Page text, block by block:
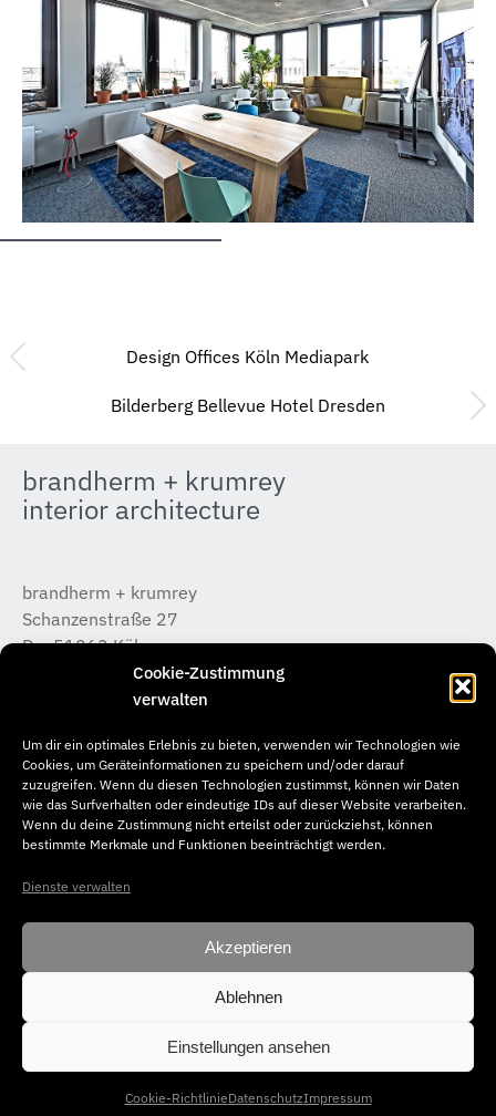
Cookie-Zustimmung
verwalten
Um dir ein optimales Erlebnis zu bieten, verwenden wir Technologien wie
Cookies, um Geräteinformationen zu speichern und/oder darauf
zuzugreifen. Wenn du diesen Technologien zustimmst, können wir Daten
wie das Surfverhalten oder eindeutige IDs auf dieser Website verarbeiten.
Wenn du deine Zustimmung nicht erteilst oder zurückziehst, können
bestimmte Merkmale und Funktionen beeinträchtigt werden.
Dienste verwalten
Akzeptieren
Ablehnen
Einstellungen ansehen
Cookie-RichtlinieDatenschutzImpressum
Bilderberg Bellevue Hotel Dresden
Design Offices Köln Mediapark
brandherm + krumrey
interior architecture
brandherm + krumrey
Schanzenstraße 27
D – 51063 Köln
T +49 (0) 221 / 933 315 – 0
koeln@b-k-i.de
brandherm + krumrey
Donnerstraße 20
D – 22763 Hamburg
T +49 (0) 40 / 65 04 46 –50
© Copyright 2026. brandherm + krumrey interior architecture. All
rights reserved.
Impressum Datenschutz